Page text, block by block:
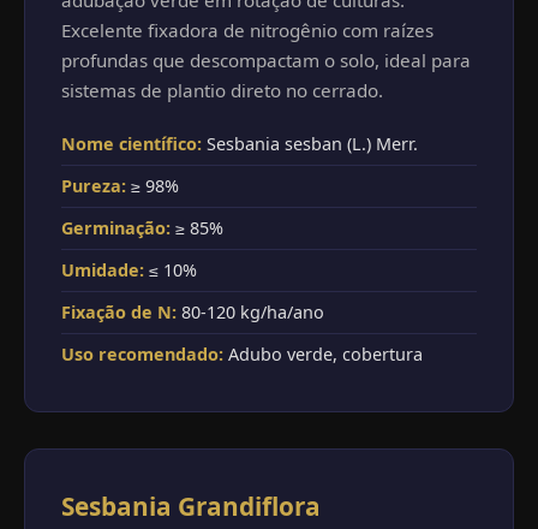
Excelente fixadora de nitrogênio com raízes
profundas que descompactam o solo, ideal para
sistemas de plantio direto no cerrado.
Nome científico: Sesbania sesban (L.) Merr.
Pureza: ≥ 98%
Germinação: ≥ 85%
Umidade: ≤ 10%
Fixação de N: 80-120 kg/ha/ano
Uso recomendado: Adubo verde, cobertura
Sesbania Grandiflora